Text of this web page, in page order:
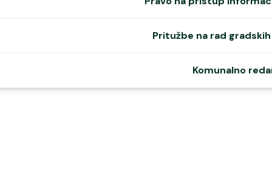
Pritužbe na rad
Komunalno